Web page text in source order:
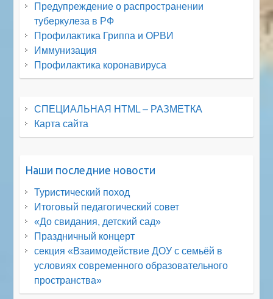
Предупреждение о распространении
туберкулеза в РФ
Профилактика Гриппа и ОРВИ
Иммунизация
Профилактика коронавируса
СПЕЦИАЛЬНАЯ HTML – РАЗМЕТКА
Карта сайта
Наши последние новости
Туристический поход
Итоговый педагогический совет
«До свидания, детский сад»
Праздничный концерт
секция «Взаимодействие ДОУ с семьёй в
условиях современного образовательного
пространства»